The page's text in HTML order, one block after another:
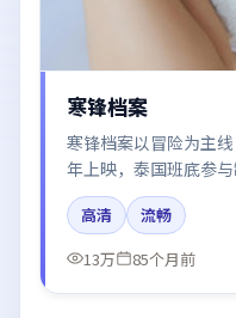
寒锋档案
寒锋档案以冒险为主
年上映，泰国班底参
于和伟在片中呈现细
辑强化了情绪曲线。
高清
流畅
13万
85个月前